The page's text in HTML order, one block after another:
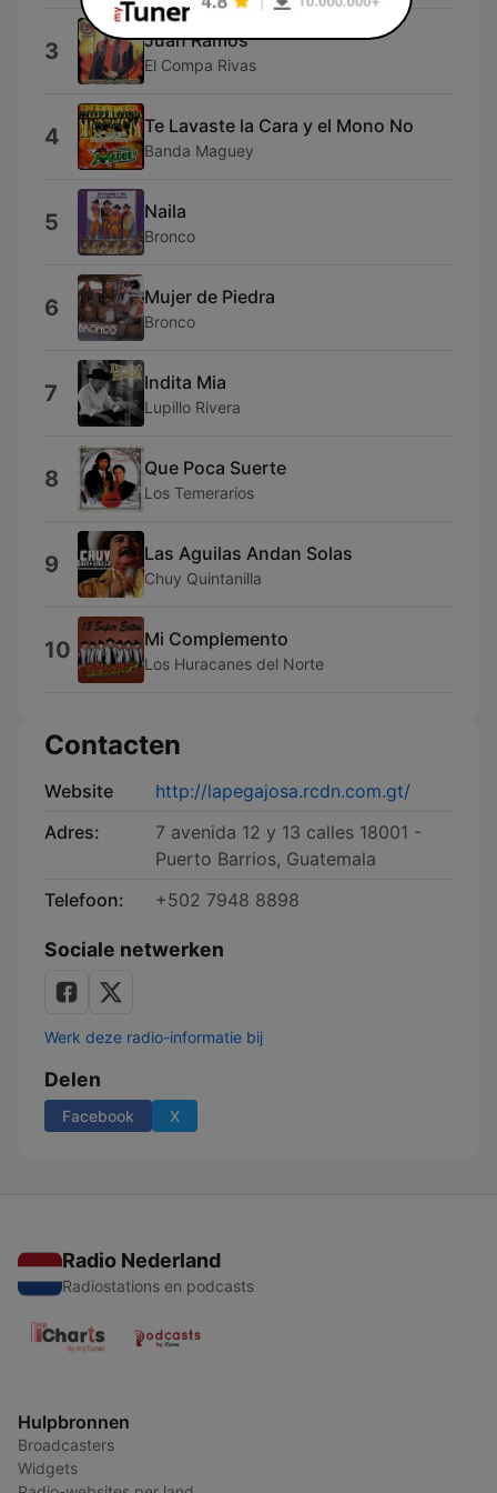
3 Juan Ramos
El Compa Rivas
4 Te Lavaste la Cara y el Mono No
Banda Maguey
5 Naila
Bronco
6 Mujer de Piedra
Bronco
7 Indita Mia
Lupillo Rivera
8 Que Poca Suerte
Los Temerarios
9 Las Aguilas Andan Solas
Chuy Quintanilla
10 Mi Complemento
Los Huracanes del Norte
Contacten
Website
http://lapegajosa.rcdn.com.gt/
Adres:
7 avenida 12 y 13 calles 18001 -
Puerto Barrios, Guatemala
Telefoon:
+502 7948 8898
Sociale netwerken
Werk deze radio-informatie bij
Delen
Facebook X
Radio Nederland
Radiostations en podcasts
Hulpbronnen
Broadcasters
Widgets